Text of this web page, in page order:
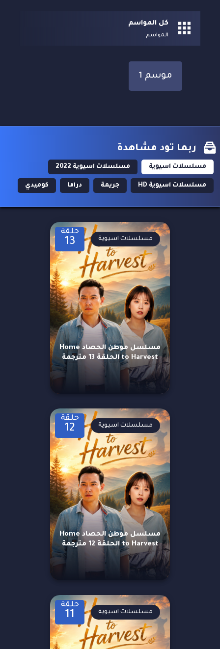
كل المواسم
المواسم
موسم 1
ربما تود مشاهدة
مسلسلات اسيوية مسلسلات اسيوية 2022
مسلسلات اسيوية HD جريمة دراما كوميدي
حلقة
13
مسلسل موطن الحصاد Home
to Harvest الحلقة 13 مترجمة
مسلسلات اسيوية
حلقة
12
مسلسل موطن الحصاد Home
to Harvest الحلقة 12 مترجمة
مسلسلات اسيوية
حلقة
11 مسلسلات اسيوية